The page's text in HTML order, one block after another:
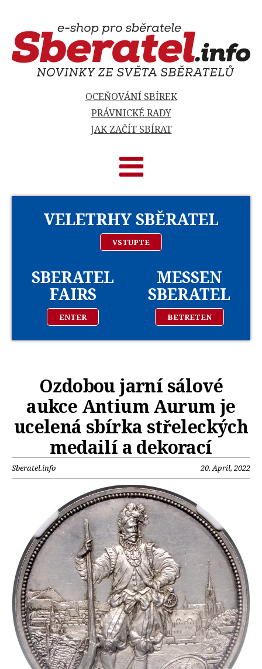
OCEŇOVÁNÍ SBÍREK
PRÁVNICKÉ RADY
JAK ZAČÍT SBÍRAT
VELETRHY SBĚRATEL
VSTUPTE
SBERATEL
FAIRS
ENTER
MESSEN
SBERATEL
BETRETEN
Ozdobou jarní sálové
aukce Antium Aurum je
ucelená sbírka střeleckých
medailí a dekorací
Sberatel.info 20. April, 2022